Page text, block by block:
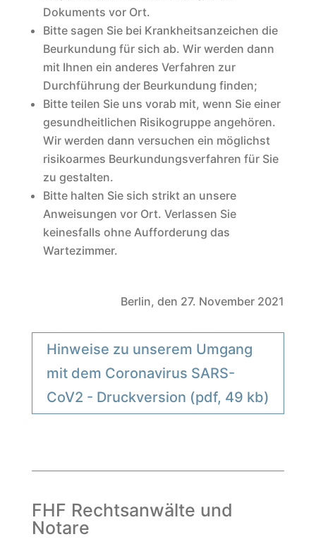
Dokuments vor Ort.
Bitte sagen Sie bei Krankheitsanzeichen die
Beurkundung für sich ab. Wir werden dann
mit Ihnen ein anderes Verfahren zur
Durchführung der Beurkundung finden;
Bitte teilen Sie uns vorab mit, wenn Sie einer
gesundheitlichen Risikogruppe angehören.
Wir werden dann versuchen ein möglichst
risikoarmes Beurkundungsverfahren für Sie
zu gestalten.
Bitte halten Sie sich strikt an unsere
Anweisungen vor Ort. Verlassen Sie
keinesfalls ohne Aufforderung das
Wartezimmer.
Berlin, den 27. November 2021
Hinweise zu unserem Umgang
mit dem Coronavirus SARS-
CoV2 - Druckversion (pdf, 49 kb)
FHF Rechtsanwälte und
Notare